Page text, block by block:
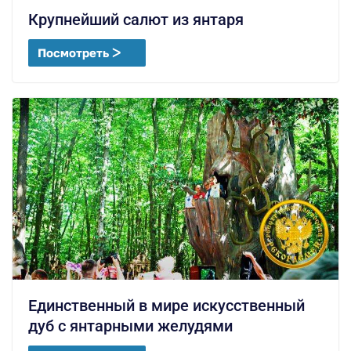
Крупнейший салют из янтаря
Посмотреть ᐳ
Единственный в мире искусственный
дуб с янтарными желудями